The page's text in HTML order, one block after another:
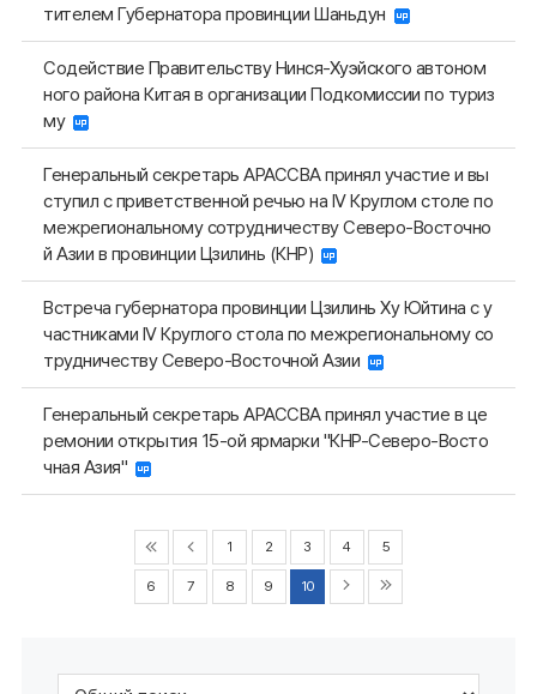
тителем Губернатора провинции Шаньдун
Содействие Правительству Нинся-Хуэйского автоном
ного района Китая в организации Подкомиссии по туриз
му
Генеральный секретарь АРАССВА принял участие и вы
ступил с приветственной речью на IV Круглом столе по
межрегиональному сотрудничеству Северо-Восточно
й Азии в провинции Цзилинь (КНР)
Встреча губернатора провинции Цзилинь Ху Юйтина с у
частниками IV Круглого стола по межрегиональному со
трудничеству Северо-Восточной Азии
Генеральный секретарь АРАССВА принял участие в це
ремонии открытия 15-ой ярмарки "КНР-Северо-Восто
чная Азия"
1 2 3 4 5
6 7 8 9 10